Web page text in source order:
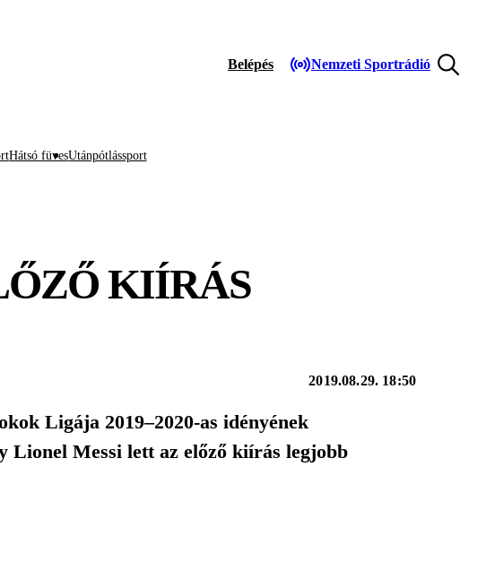
Belépés Nemzeti Sportrádió
Hátsó füvesUtánpótlássport
KIÍRÁS
2019.08.29. 18:50
Ligája 2019–2020-as idényének
Lionel Messi lett az előző kiírás legjobb